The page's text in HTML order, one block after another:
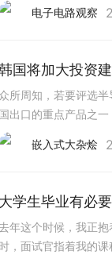
电子电路观察
国将加大投资
所周知，若要评选
国出口的重点产品之
厂商的利润暴跌甚至
嵌入式大杂烩
大学生毕业有必
年这个时候，我正
时，面试官指着我的